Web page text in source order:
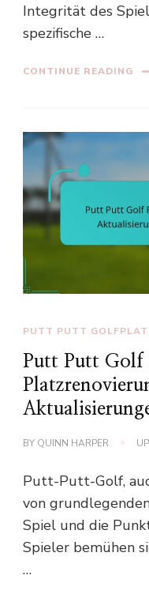
Integrität des
spezifische …
CONTINUE READING
PUTT PUTT
Putt Putt Golf
BY QUINN HARPER
Putt-Putt-Golf,
von
Spiel und die
Spieler bemühen
…